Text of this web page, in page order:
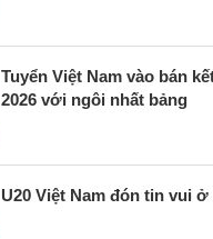
Tuyển Việt Nam vào bán
2026 với ngôi nhất bảng
U20 Việt Nam đón tin vui